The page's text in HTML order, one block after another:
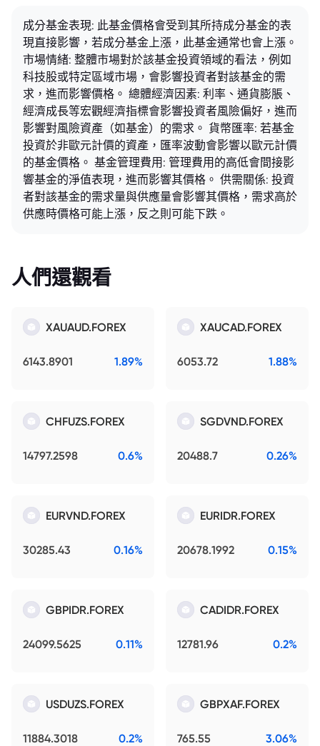
成分基金表現: 此基金價格會受到其所持成分基金的表
現直接影響，若成分基金上漲，此基金通常也會上漲。
市場情緒: 整體市場對於該基金投資領域的看法，例如
科技股或特定區域市場，會影響投資者對該基金的需
求，進而影響價格。 總體經濟因素: 利率、通貨膨脹、
經濟成長等宏觀經濟指標會影響投資者風險偏好，進而
影響對風險資產（如基金）的需求。 貨幣匯率: 若基金
投資於非歐元計價的資產，匯率波動會影響以歐元計價
的基金價格。 基金管理費用: 管理費用的高低會間接影
響基金的淨值表現，進而影響其價格。 供需關係: 投資
者對該基金的需求量與供應量會影響其價格，需求高於
供應時價格可能上漲，反之則可能下跌。
人們還觀看
XAUAUD.FOREX
6143.8901 1.89%
XAUCAD.FOREX
6053.72 1.88%
CHFUZS.FOREX
14797.2598 0.6%
SGDVND.FOREX
20488.7 0.26%
EURVND.FOREX
30285.43 0.16%
EURIDR.FOREX
20678.1992 0.15%
GBPIDR.FOREX
24099.5625 0.11%
CADIDR.FOREX
12781.96 0.2%
USDUZS.FOREX
11884.3018 0.2%
GBPXAF.FOREX
765.55 3.06%